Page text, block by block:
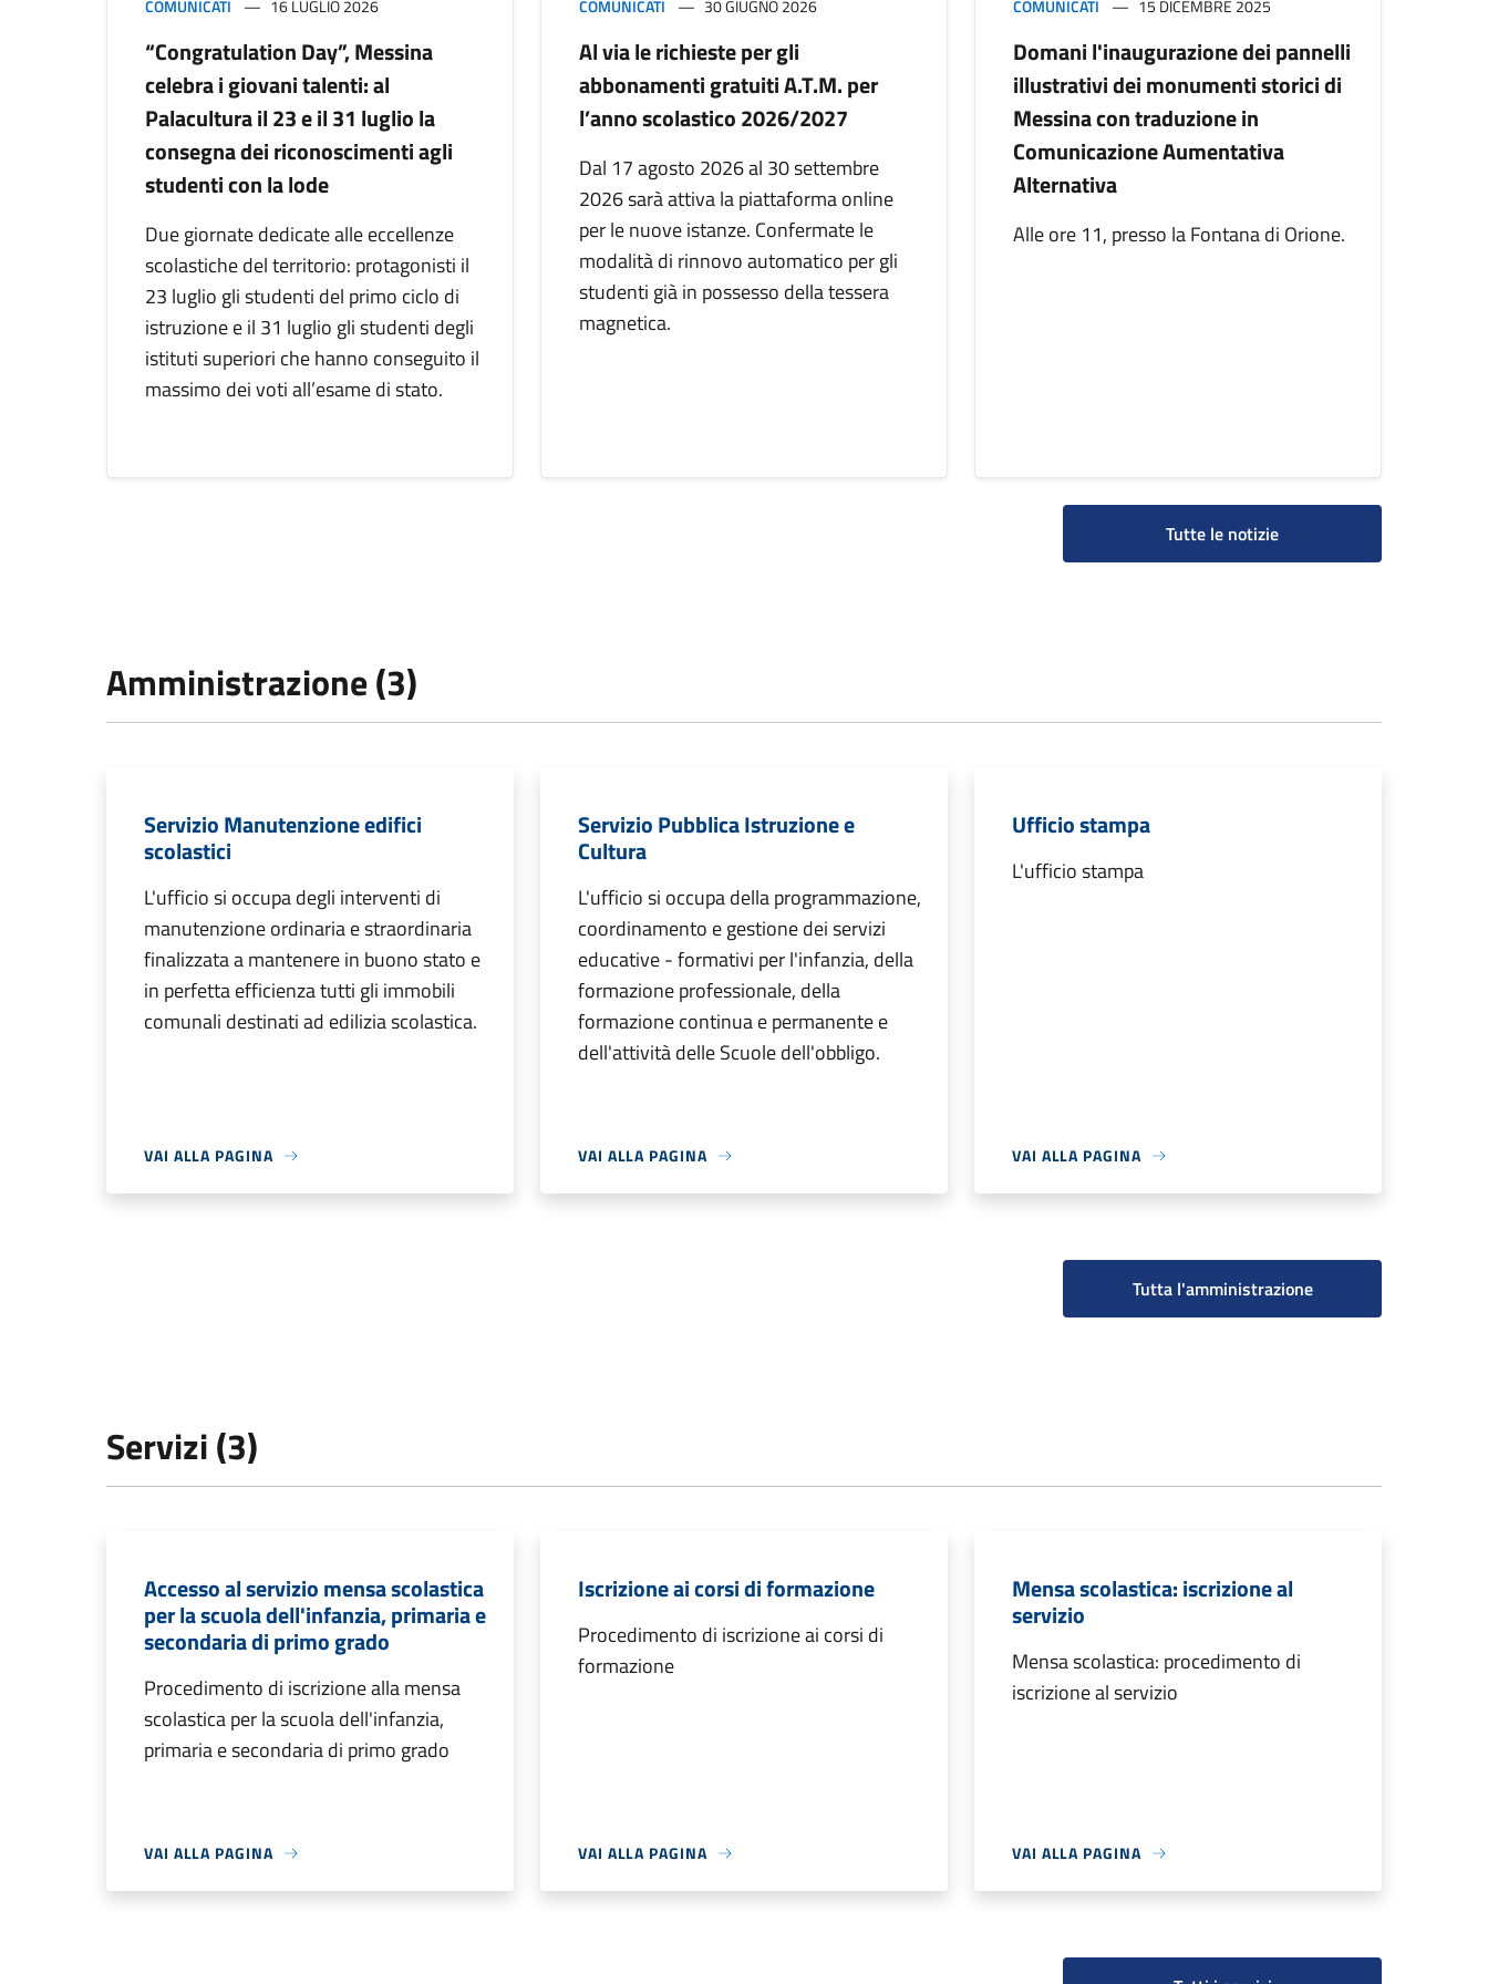
COMUNICATI 16 LUGLIO 2026
“Congratulation Day”, Messina
celebra i giovani talenti: al
Palacultura il 23 e il 31 luglio la
consegna dei riconoscimenti agli
studenti con la lode
Due giornate dedicate alle eccellenze
scolastiche del territorio: protagonisti il
23 luglio gli studenti del primo ciclo di
istruzione e il 31 luglio gli studenti degli
istituti superiori che hanno conseguito il
massimo dei voti all’esame di stato.
COMUNICATI 30 GIUGNO 2026
Al via le richieste per gli
abbonamenti gratuiti A.T.M. per
l’anno scolastico 2026/2027
Dal 17 agosto 2026 al 30 settembre
2026 sarà attiva la piattaforma online
per le nuove istanze. Confermate le
modalità di rinnovo automatico per gli
studenti già in possesso della tessera
magnetica.
COMUNICATI 15 DICEMBRE 2025
Domani l'inaugurazione dei pannelli
illustrativi dei monumenti storici di
Messina con traduzione in
Comunicazione Aumentativa
Alternativa
Alle ore 11, presso la Fontana di Orione.
Tutte le notizie
Amministrazione (3)
Servizio Manutenzione edifici
scolastici
L'ufficio si occupa degli interventi di
manutenzione ordinaria e straordinaria
finalizzata a mantenere in buono stato e
in perfetta efficienza tutti gli immobili
comunali destinati ad edilizia scolastica.
VAI ALLA PAGINA
Servizio Pubblica Istruzione e
Cultura
L'ufficio si occupa della programmazione,
coordinamento e gestione dei servizi
educative - formativi per l'infanzia, della
formazione professionale, della
formazione continua e permanente e
dell'attività delle Scuole dell'obbligo.
VAI ALLA PAGINA
Ufficio stampa
L'ufficio stampa
VAI ALLA PAGINA
Tutta l'amministrazione
Servizi (3)
Accesso al servizio mensa scolastica
per la scuola dell'infanzia, primaria e
secondaria di primo grado
Procedimento di iscrizione alla mensa
scolastica per la scuola dell'infanzia,
primaria e secondaria di primo grado
VAI ALLA PAGINA
Iscrizione ai corsi di formazione
Procedimento di iscrizione ai corsi di
formazione
VAI ALLA PAGINA
Mensa scolastica: iscrizione al
servizio
Mensa scolastica: procedimento di
iscrizione al servizio
VAI ALLA PAGINA